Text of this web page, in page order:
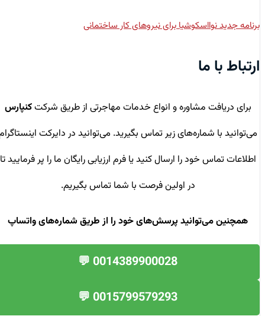
برنامه جدید نوااسکوشیا برای نیروهای کار ساختمانی
ارتباط با ما
برای دریافت مشاوره و انواع خدمات مهاجرتی از طریق شرکتکنپارس
می‌توانید با شماره‌های زیر تماس بگیرید. می‌توانید در دایرکت اینستاگرام
اطلاعات تماس خود را ارسال کنید یا فرم ارزیابی رایگان ما را پر فرمایید تا
در اولین فرصت با شما تماس بگیریم.
همچنین می‌توانید پرسش‌های خود را از طریق شماره‌های واتساپ
0014389900028 💬
0015799579293 💬